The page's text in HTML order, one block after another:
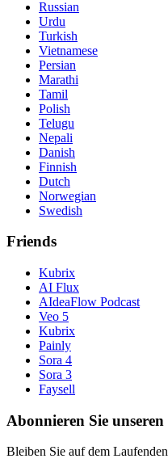
Russian
Urdu
Turkish
Vietnamese
Persian
Marathi
Tamil
Polish
Telugu
Nepali
Danish
Finnish
Dutch
Norwegian
Swedish
Friends
Kubrix
AI Flux
AIdeaFlow Podcast
Veo 5
Kubrix
Painly
Sora 4
Sora 3
Faysell
Abonnieren Sie unseren
Bleiben Sie auf dem